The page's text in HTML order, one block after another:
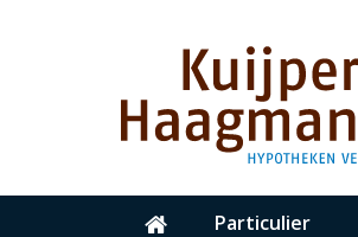
Particulier